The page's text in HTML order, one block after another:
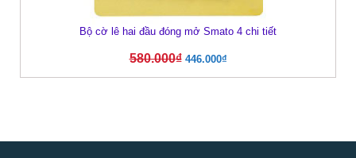
Bộ cờ lê hai đầu đóng mở Smato 4 chi tiết
580.000₫ 446.000₫